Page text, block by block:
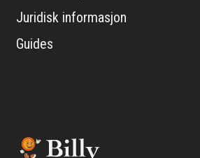
Juridisk informasjon
Guides